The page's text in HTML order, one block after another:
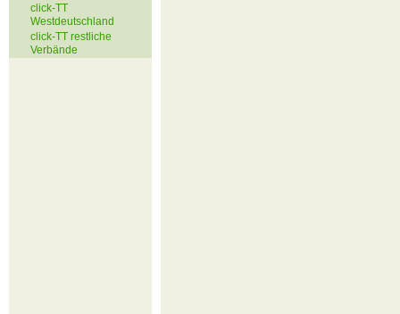
click-TT
Westdeutschland
click-TT restliche
Verbände